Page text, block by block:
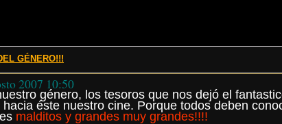
GÉNERO!!!
2007 10:50
género, los tesoros que nos dejó el
éste nuestro cine. Porque todos deben
malditos y grandes muy grandes!!!!